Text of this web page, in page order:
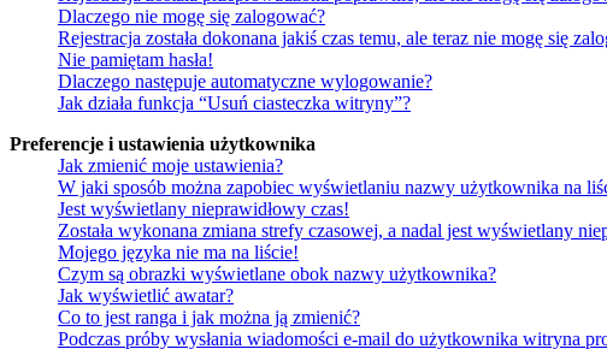
Dlaczego nie mogę się zalogować?
Rejestracja została dokonana jakiś czas temu, ale teraz nie mogę się
Nie pamiętam hasła!
Dlaczego następuje automatyczne wylogowanie?
Jak działa funkcja “Usuń ciasteczka witryny”?
Preferencje i ustawienia użytkownika
Jak zmienić moje ustawienia?
W jaki sposób można zapobiec wyświetlaniu nazwy użytkownika na
Jest wyświetlany nieprawidłowy czas!
Została wykonana zmiana strefy czasowej, a nadal jest wyświetlany
Mojego języka nie ma na liście!
Czym są obrazki wyświetlane obok nazwy użytkownika?
Jak wyświetlić awatar?
Co to jest ranga i jak można ją zmienić?
Podczas próby wysłania wiadomości e-mail do użytkownika witryna